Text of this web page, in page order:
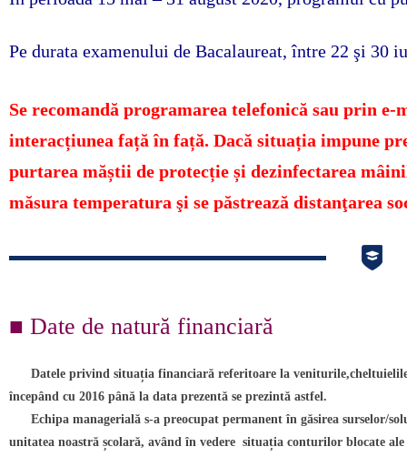
■ ORARE
Pe durata examenului de Bacalaureat, între 22 şi 30
Se recomandă programarea telefonică sau prin
interacțiunea față în față. Dacă situația impune
purtarea măștii de protecție și dezinfectarea
măsura temperatura şi se păstrează distanţarea
■ Date de natură financiară
Datele privind situația financiară referitoare la
începând cu 2016 până la data prezentă se prezintă astfel.
Echipa managerială s-a preocupat permanent în găsirea surselor/
unitatea noastră școlară, având în vedere situația conturilor blocate